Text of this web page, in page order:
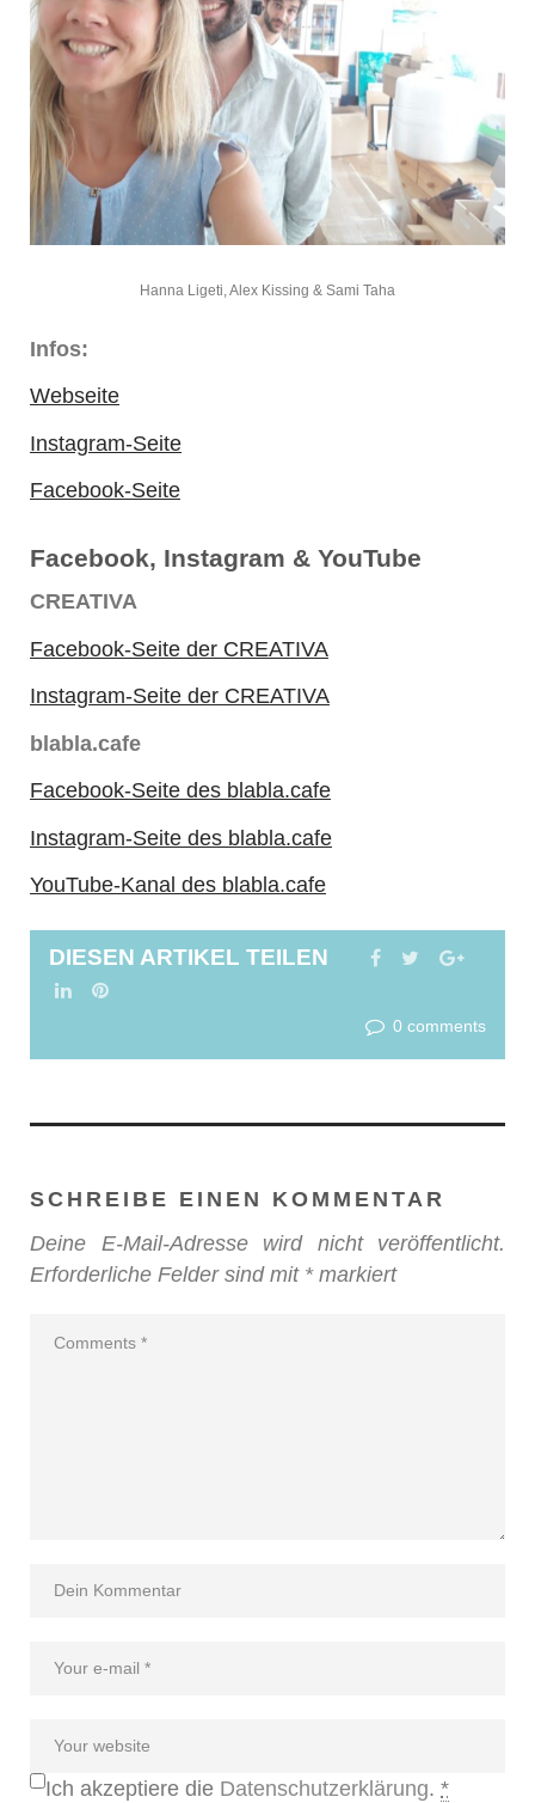
Hanna Ligeti, Alex Kissing & Sami Taha
Infos:
Webseite
Instagram-Seite
Facebook-Seite
Facebook, Instagram & YouTube
CREATIVA
Facebook-Seite der CREATIVA
Instagram-Seite der CREATIVA
blabla.cafe
Facebook-Seite des blabla.cafe
Instagram-Seite des blabla.cafe
YouTube-Kanal des blabla.cafe
DIESEN ARTIKEL TEILEN FACEBOOK
TWITTER
LINKEDIN
PINTEREST
0 comments
SCHREIBE EINEN KOMMENTAR
Deine E-Mail-Adresse wird nicht veröffentlicht.
Erforderliche Felder sind mit *markiert
Ich akzeptiere die Datenschutzerklärung. *